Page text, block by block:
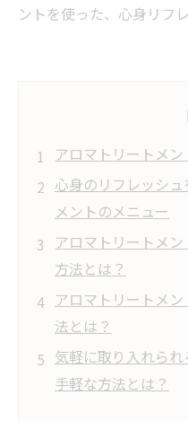
ントを使った、心身リフ
アロマトリートメ
心身のリフレッシ
メントのメニュー
アロマトリートメ
方法とは？
アロマトリートメ
法とは？
気軽に取り入れら
手軽な方法とは？